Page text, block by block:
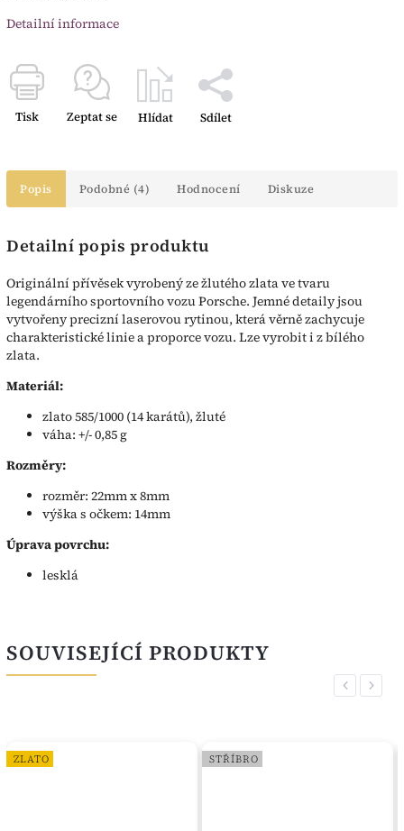
Detailní informace
Tisk Zeptat se Hlídat Sdílet
Popis Podobné (4) Hodnocení Diskuze
Detailní popis produktu
Originální přívěsek vyrobený ze žlutého zlata ve tvaru
legendárního sportovního vozu Porsche. Jemné detaily jsou
vytvořeny precizní laserovou rytinou, která věrně zachycuje
charakteristické linie a proporce vozu. Lze vyrobit i z bílého
zlata.
Materiál:
zlato 585/1000 (14 karátů), žluté
váha: +/- 0,85 g
Rozměry:
rozměr: 22mm x 8mm
výška s očkem: 14mm
Úprava povrchu:
lesklá
SOUVISEJÍCÍ PRODUKTY
Previous
ZLATO STŘÍBRO
Next